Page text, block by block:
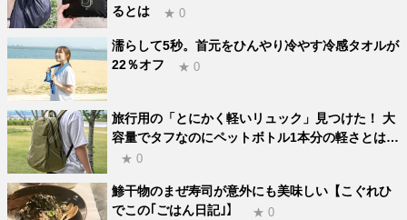
るとは
★ 0
濡らして5秒。首元をひんやり冷やす冷感タオルが
22％オフ
★ 0
旅行用の「とにかく軽いリュック」見つけた！ 大
容量でタフなのにペットボトル1本分の軽さとは…
★ 0
鯵干物のまぜ寿司が意外にも美味しい【こぐれひ
でこの｢ごはん日記｣】
★ 0